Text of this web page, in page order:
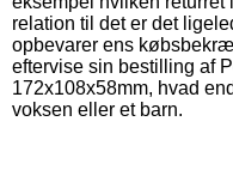
relation til det er det
opbevarer ens
eftervise sin bestilling af
172x108x58mm, hvad
voksen eller et barn.